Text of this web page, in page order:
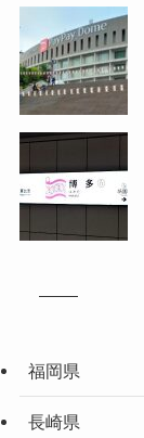
福岡県
長崎県